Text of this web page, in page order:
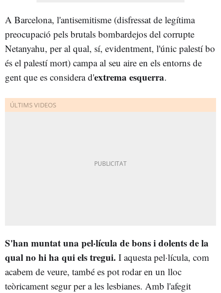
A Barcelona, l'antisemitisme (disfressat de legítima
preocupació pels brutals bombardejos del corrupte
Netanyahu, per al qual, sí, evidentment, l'únic palestí bo
és el palestí mort) campa al seu aire en els entorns de
gent que es considera d'extrema esquerra.
S'han muntat una pel·lícula de bons i dolents de la
qual no hi ha qui els tregui. I aquesta pel·lícula, com
acabem de veure, també es pot rodar en un lloc
teòricament segur per a les lesbianes. Amb l'afegit